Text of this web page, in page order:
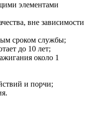
элементами
вне зависимости
сроком службы;
до 10 лет;
около 1
и порчи;